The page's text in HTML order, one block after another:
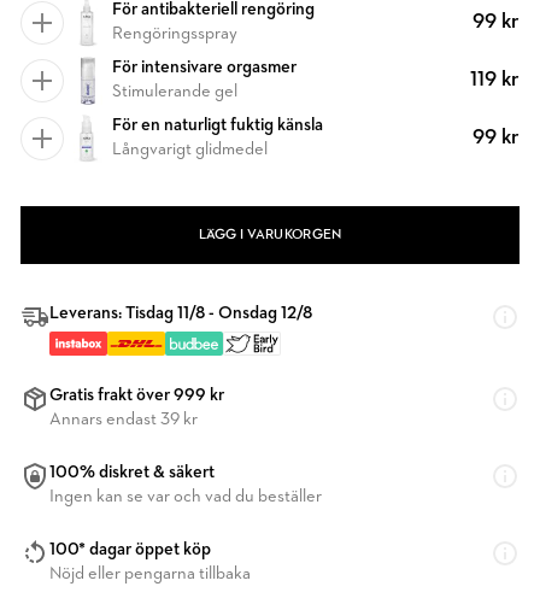
För antibakteriell rengöring
Rengöringsspray
99 kr
För intensivare orgasmer
Stimulerande gel
119 kr
För en naturligt fuktig känsla
Långvarigt glidmedel
99 kr
LÄGG I VARUKORGEN
Leverans: Tisdag 11/8 - Onsdag 12/8
Gratis frakt över 999 kr
Annars endast 39 kr
100% diskret & säkert
Ingen kan se var och vad du beställer
100* dagar öppet köp
Nöjd eller pengarna tillbaka